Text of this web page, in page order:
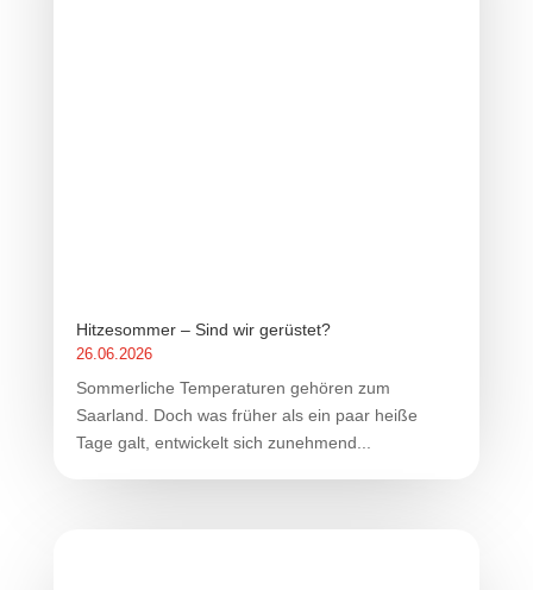
Hitzesommer – Sind wir gerüstet?
26.06.2026
Sommerliche Temperaturen gehören zum
Saarland. Doch was früher als ein paar heiße
Tage galt, entwickelt sich zunehmend...